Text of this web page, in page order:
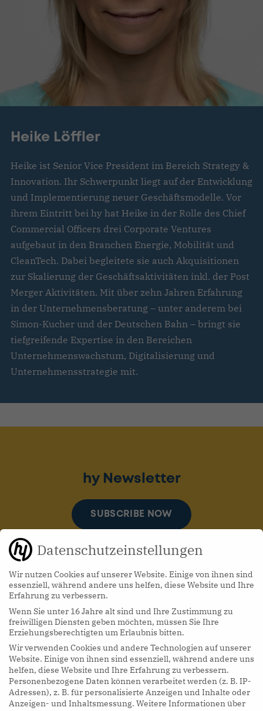
Heike Löffler
Heike ist Senior Vice President im Bereich Strategy &
Innovation. Ihr Schwerpunkt liegt auf der Entwicklung
und Implementierung neuer Geschäftsmodelle. Vor
ihrem Eintritt bei hy hat Heike in der Rolle des Chief
Commercial Officers drei Corporate Ventures
aufgebaut in den Branchen Energie, Mobilität und
CleanTech. Dabei begleitete sie auch Akquisitionen
zur Skalierung der Geschäftsaktivitäten inkl. der Post
Merger Aktivitäten. Mit über zehn Jahren Erfahrung
in der Unternehmensberatung – unter anderem bei
Simon-Kucher und der Deutschen Bahn – bringt sie
tiefgreifende Expertise in den Bereichen
Unternehmenswachstum, Digitalisierung und
Unternehmensstrategie mit.
hy Podcasts
LISTEN NOW
hy Newsletter
SUBSCRIBE NOW
Datenschutzeinstellungen
Wir nutzen Cookies auf unserer Website. Einige von ihnen sind
essenziell, während andere uns helfen, diese Website und Ihre
Erfahrung zu verbessern.
Wenn Sie unter 16 Jahre alt sind und Ihre Zustimmung zu
freiwilligen Diensten geben möchten, müssen Sie Ihre
Erziehungsberechtigten um Erlaubnis bitten.
Wir verwenden Cookies und andere Technologien auf unserer
Website. Einige von ihnen sind essenziell, während andere uns
helfen, diese Website und Ihre Erfahrung zu verbessern.
Personenbezogene Daten können verarbeitet werden (z. B. IP-
Adressen), z. B. für personalisierte Anzeigen und Inhalte oder
Anzeigen- und Inhaltsmessung. Weitere Informationen über